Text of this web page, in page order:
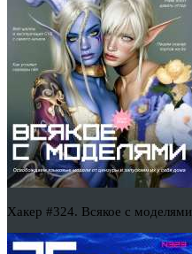
Хакер #324. Всякое с моделями